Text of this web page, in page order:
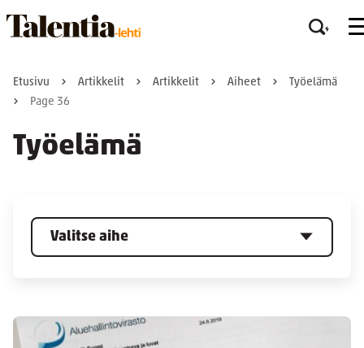
Etusivu Artikkelit Artikkelit Aiheet
Työelämä
Page 36
Työelämä
Valitse aihe